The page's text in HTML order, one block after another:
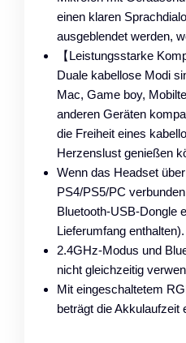
einen klaren
ausgeblendet werden,
【Leistungsstarke
Duale kabellose Modi
Mac, Game boy,
anderen Geräten
die Freiheit eines
Herzenslust genießen
Wenn das Headset
PS4/PS5/PC
Bluetooth-USB-Dongle
Lieferumfang enthalten).
2.4GHz-Modus und
nicht gleichzeitig
Mit eingeschaltetem
beträgt die Akkulaufzeit